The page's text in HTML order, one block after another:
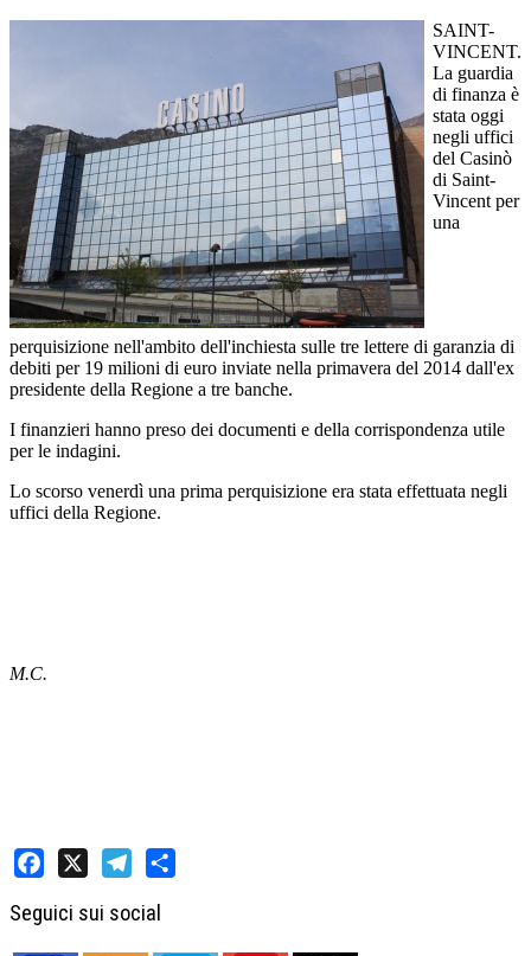
SAINT-
VINCENT.
La guardia
di finanza è
stata oggi
negli uffici
del Casinò
di Saint-
Vincent per
una
perquisizione nell'ambito dell'inchiesta sulle tre lettere di garanzia di
debiti per 19 milioni di euro inviate nella primavera del 2014 dall'ex
presidente della Regione a tre banche.
I finanzieri hanno preso dei documenti e della corrispondenza utile
per le indagini.
Lo scorso venerdì una prima perquisizione era stata effettuata negli
uffici della Regione.
M.C.
Seguici sui social